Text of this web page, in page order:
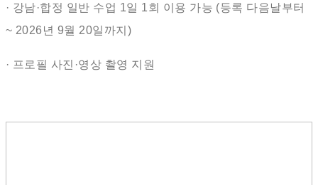
· 강남·합정 일반 수업 1일 1회 이용 가능 (등록 다음날부터
~ 2026년 9월 20일까지)
· 프로필 사진·영상 촬영 지원